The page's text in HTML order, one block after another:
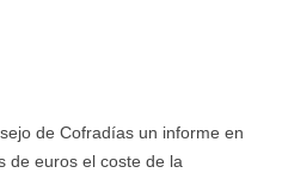
de Cofradías un informe en
de euros el coste de la